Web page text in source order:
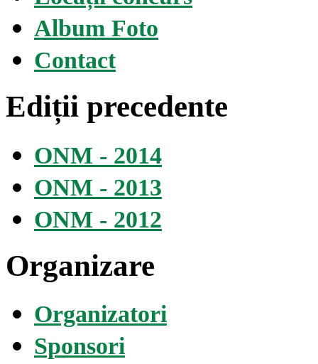
Album Foto
Contact
Ediții precedente
ONM - 2014
ONM - 2013
ONM - 2012
Organizare
Organizatori
Sponsori